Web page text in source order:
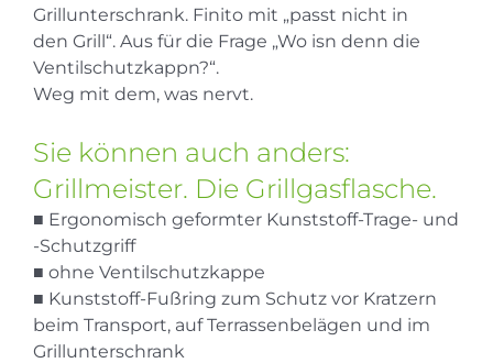
Grillunterschrank. Finito mit „passt nicht in
den Grill“. Aus für die Frage „Wo isn denn die
Ventilschutzkappn?“.
Weg mit dem, was nervt.
Sie können auch anders:
Grillmeister. Die Grillgasflasche.
■ Ergonomisch geformter Kunststoff-Trage- und
-Schutzgriff
■ ohne Ventilschutzkappe
■ Kunststoff-Fußring zum Schutz vor Kratzern
beim Transport, auf Terrassenbelägen und im
Grillunterschrank